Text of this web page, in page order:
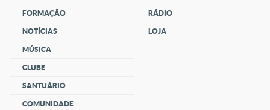
FORMAÇÃO
NOTÍCIAS
MÚSICA
CLUBE
SANTUÁRIO
COMUNIDADE
RÁDIO
LOJA